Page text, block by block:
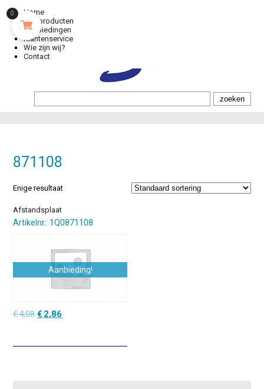
Home
Alle producten
Aanbiedingen
Klantenservice
Wie zijn wij?
Contact
871108
Enige resultaat
Afstandsplaat
Artikelnr.: 1Q0871108
Aanbieding!
€4,08Oorspronkelijke
€4,08.
€ 2,86
€2,86.
0